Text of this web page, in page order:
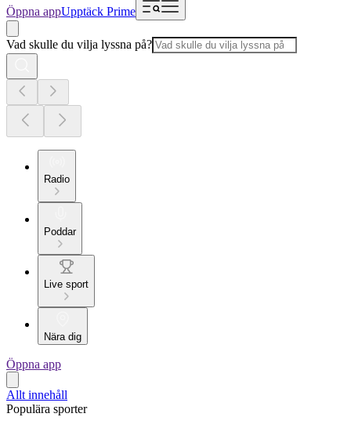
Öppna appUpptäck Prime
Vad skulle du vilja lyssna på?
Radio
Poddar
Live sport
Nära dig
Öppna app
Allt innehåll
Populära sporter